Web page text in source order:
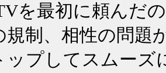
を最初に頼んだ
規制、相性の問題
ップしてスムーズ